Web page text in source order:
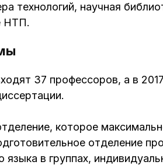
технологий, научная
НТП.
37 профессоров, а в
которое
отделение
в группах,